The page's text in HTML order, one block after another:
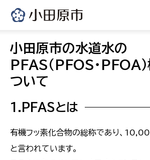
小田原市の水道水の
PFAS（PFOS・PFOA
ついて
1.PFASとは
有機フッ素化合物の総称であり、
と言われています。